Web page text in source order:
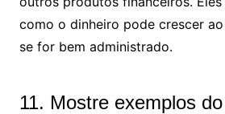
como o dinheiro pode crescer
se for bem administrado.
11. Mostre exemplos